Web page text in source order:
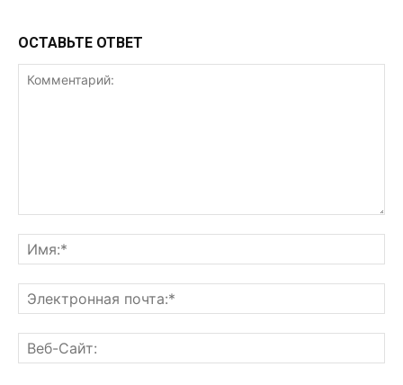
ОСТАВЬТЕ ОТВЕТ